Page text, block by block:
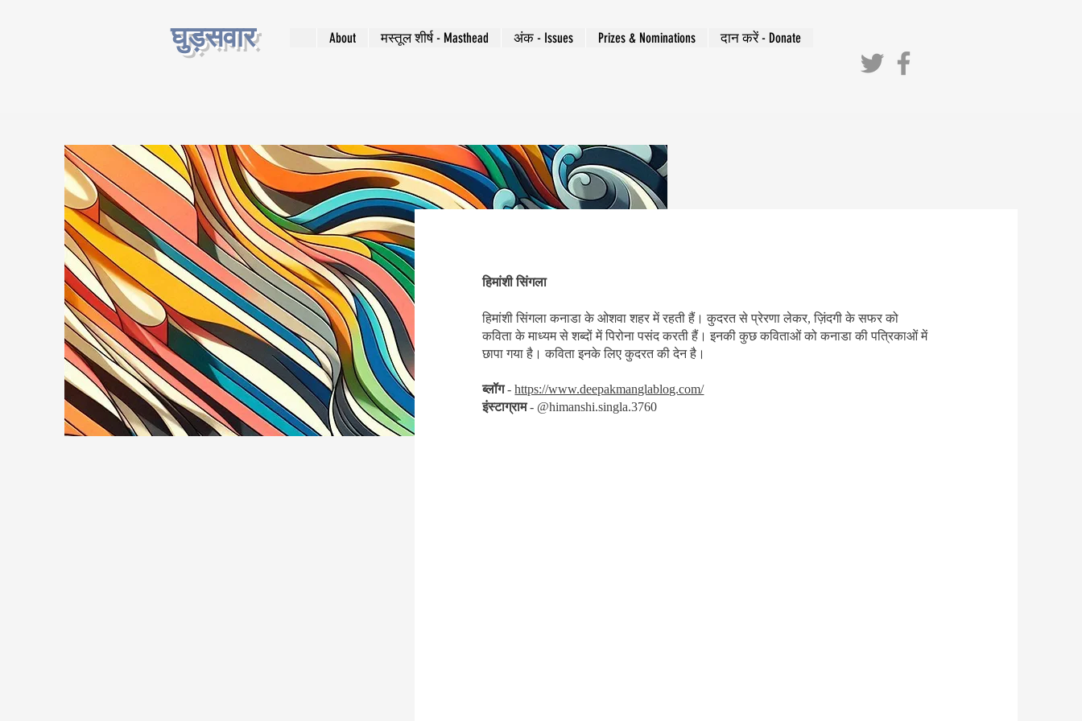
घुड़सवार About मस्तूल शीर्ष - Masthead अंक - Issues Prizes & Nominations दान करें - Donate
हिमांशी सिंगला
हिमांशी सिंगला कनाडा के ओशवा शहर में रहती हैं। कुदरत से प्रेरणा लेकर, ज़िंदगी के सफर को
कविता के माध्यम से शब्दों में पिरोना पसंद करती हैं। इनकी कुछ कविताओं को कनाडा की पत्रिकाओं में
छापा गया है। कविता इनके लिए कुदरत की देन है।
ब्लॉग-https://www.deepakmanglablog.com/
इंस्टाग्राम- @himanshi.singla.3760